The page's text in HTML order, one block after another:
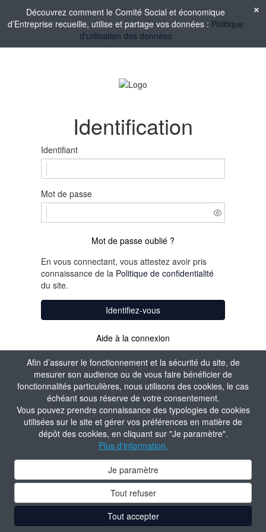
Afin d’assurer le fonctionnement et la sécurité du site, de
mesurer son audience ou de vous faire bénéficier de
fonctionnalités particulières, nous utilisons des cookies, le cas
échéant sous réserve de votre consentement.
Vous pouvez prendre connaissance des typologies de cookies
utilisées sur le site et gérer vos préférences en matière de
dépôt des cookies, en cliquant sur "Je paramètre".
Plus d'information.
Je paramètre
Tout refuser
Tout accepter
Découvrez comment le Comité Social et économique
d’Entreprise recueille, utilise et partage vos données : Politique
d'utilisation des données
Identification
Identifiant
Mot de passe
Mot de passe oublié ?
En vous connectant, vous attestez avoir pris
connaissance de la Politique de confidentialité
du site.
Identifiez-vous
Aide à la connexion